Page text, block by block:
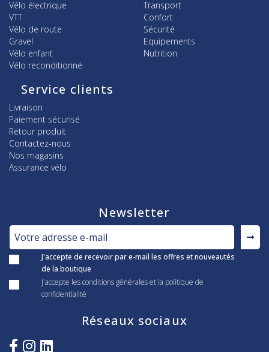
Vélo électrique
VTT
Vélo de route
Gravel
Vélo enfant
Vélo reconditionné
Transport
Confort
Sécurité
Equipements
Nutrition
Service clients
Livraison
Paiement sécurisé
Retour produit
Contactez-nous
Nos magasins
Assurance vélo
Newsletter
J'accepte de recevoir par e-mail les offres et nouveautés
de la boutique
J'accepte les conditions générales et la politique de
confidentialité
Réseaux sociaux